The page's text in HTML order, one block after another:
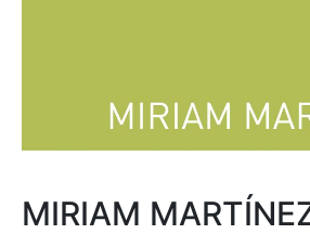
MIRIAM